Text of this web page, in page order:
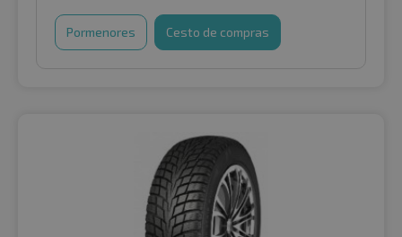
Pormenores Cesto de compras